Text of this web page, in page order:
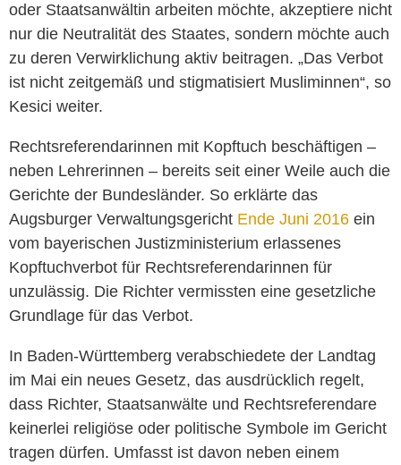
oder Staatsanwältin arbeiten möchte, akzeptiere nicht
nur die Neutralität des Staates, sondern möchte auch
zu deren Verwirklichung aktiv beitragen. „Das Verbot
ist nicht zeitgemäß und stigmatisiert Musliminnen“, so
Kesici weiter.
Rechtsreferendarinnen mit Kopftuch beschäftigen –
neben Lehrerinnen – bereits seit einer Weile auch die
Gerichte der Bundesländer. So erklärte das
Augsburger Verwaltungsgericht Ende Juni 2016 ein
vom bayerischen Justizministerium erlassenes
Kopftuchverbot für Rechtsreferendarinnen für
unzulässig. Die Richter vermissten eine gesetzliche
Grundlage für das Verbot.
In Baden-Württemberg verabschiedete der Landtag
im Mai ein neues Gesetz, das ausdrücklich regelt,
dass Richter, Staatsanwälte und Rechtsreferendare
keinerlei religiöse oder politische Symbole im Gericht
tragen dürfen. Umfasst ist davon neben einem